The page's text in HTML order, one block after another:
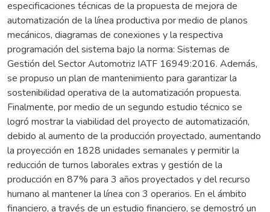
especificaciones técnicas de la propuesta de mejora de
automatización de la línea productiva por medio de planos
mecánicos, diagramas de conexiones y la respectiva
programación del sistema bajo la norma: Sistemas de
Gestión del Sector Automotriz IATF 16949:2016. Además,
se propuso un plan de mantenimiento para garantizar la
sostenibilidad operativa de la automatización propuesta.
Finalmente, por medio de un segundo estudio técnico se
logró mostrar la viabilidad del proyecto de automatización,
debido al aumento de la producción proyectado, aumentando
la proyección en 1828 unidades semanales y permitir la
reducción de turnos laborales extras y gestión de la
producción en 87% para 3 años proyectados y del recurso
humano al mantener la línea con 3 operarios. En el ámbito
financiero, a través de un estudio financiero, se demostró un